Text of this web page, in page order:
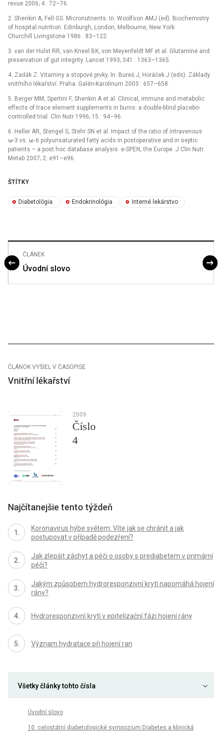
revue 2006; 4 : 72–76.
2. Shenkin A, Fell GS. Micronutrients. In: Woolfson AMJ (ed). Biochemistry
of hospital nutrition. Edinburgh, London, Melbourne, New York:
Churchill Livingstone 1986 : 83–122.
3. van der Hulst RR, van Kneel BK, von Meyenfeldt MF et al. Glutamine and
preservation of gut integrity. Lancet 1993; 341 : 1363–1365.
4. Zadák Z. Vitaminy a stopové prvky. In: Bureš J, Horáček J (eds). Základy
vnitřního lékařství. Praha: Galén-Karolinum 2003 : 657–658.
5. Berger MM, Spertini F, Shenkin A et al. Clinical, immune and metabolic
effects of trace element supplements in burns: a double-blind placebo-
controlled trial. Clin Nutr 1996; 15 : 94–96.
6. Heller AR, Stengel S, Stehr SN et al. Impact of the ratio of intravenous
ω-3 vs. ω‑6 polyunsaturated fatty acids in postoperative and in septic
patients –⁠ a post hoc database analysis. e-SPEN, the Europe. J Clin Nutr
Metab 2007; 2: e91–e96.
ŠTÍTKY
Diabetológia Endokrinológia Interné lekárstvo
ČLÁNEK
Úvodní slovo
ČLÁNOK VYŠIEL V ČASOPISE
Vnitřní lékařství
2009
Číslo
4
Najčítanejšie tento týždeň
Koronavirus hýbe světem: Víte jak se chránit a jak
postupovat v případě podezření?
Jak zlepšit záchyt a péči o osoby s prediabetem v primární
péči?
Jakým způsobem hydroresponzivní krytí napomáhá hojení
rány?
Hydroresponzivní krytí v epitelizační fázi hojení rány
Význam hydratace při hojení ran
Všetky články tohto čísla
Úvodní slovo
10. celostátní diabetologické sympozium Diabetes a klinická